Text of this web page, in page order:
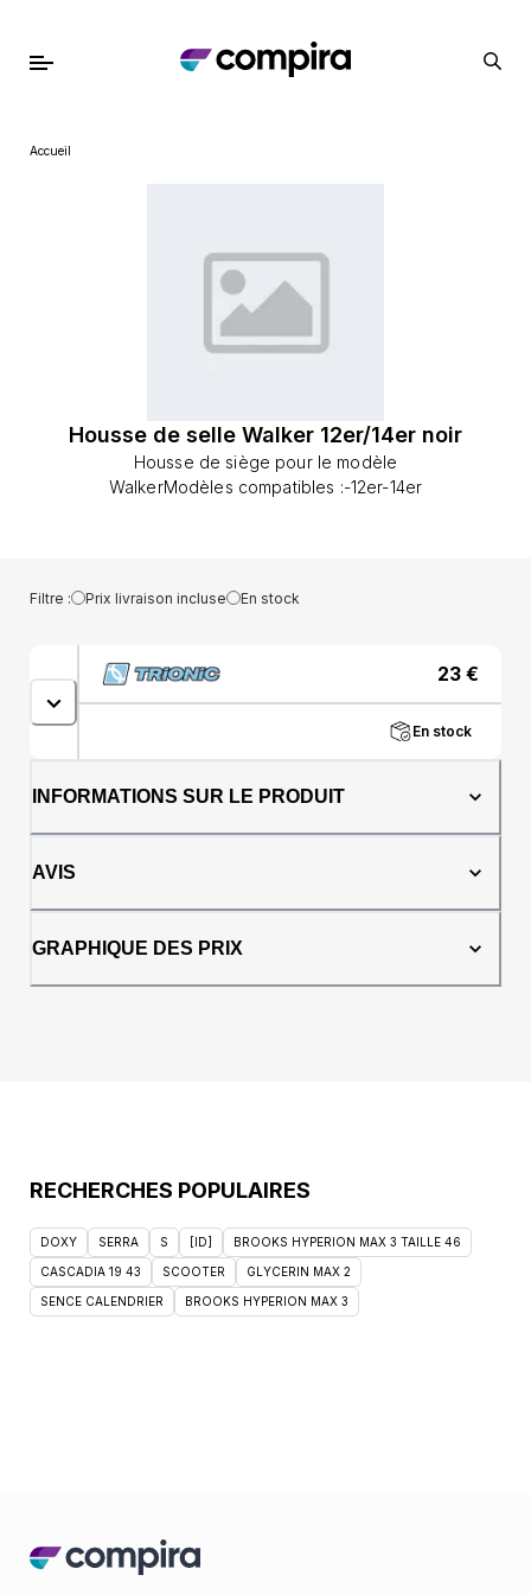
Accueil
Housse de selle Walker 12er/14er noir
Housse de siège pour le modèle
WalkerModèles compatibles :-12er-14er
Filtre : Prix livraison incluse En stock
23 €
En stock
INFORMATIONS SUR LE PRODUIT
AVIS
GRAPHIQUE DES PRIX
RECHERCHES POPULAIRES
DOXY SERRA S [ID] BROOKS HYPERION MAX 3 TAILLE 46
CASCADIA 19 43 SCOOTER GLYCERIN MAX 2
SENCE CALENDRIER BROOKS HYPERION MAX 3